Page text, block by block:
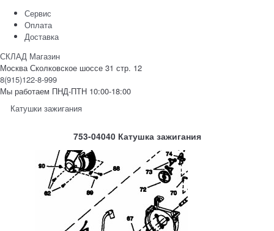
Сервис
Оплата
Доставка
СКЛАД Магазин
Москва Сколковское шоссе 31 стр. 12
8(915)122-8-999
Мы работаем ПНД-ПТН 10:00-18:00
Катушки зажигания
753-04040 Катушка зажигания